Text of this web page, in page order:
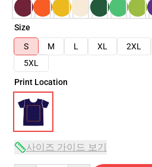
Size
S
M L XL 2XL
5XL
Print Location
사이즈 가이드 보기